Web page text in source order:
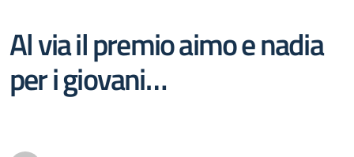
Al via il premio aimo e nadia
per i giovani…